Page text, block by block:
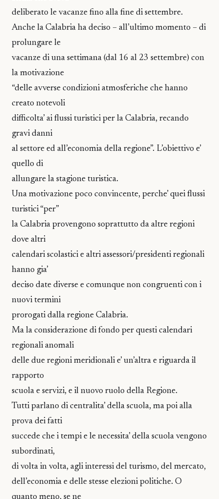
deliberato le vacanze fino alla fine di settembre.
Anche la Calabria ha deciso – all’ultimo momento – di
prolungare le
vacanze di una settimana (dal 16 al 23 settembre) con
la motivazione
“delle avverse condizioni atmosferiche che hanno
creato notevoli
difficolta’ ai flussi turistici per la Calabria, recando
gravi danni
al settore ed all’economia della regione”. L’obiettivo e’
quello di
allungare la stagione turistica.
Una motivazione poco convincente, perche’ quei flussi
turistici “per”
la Calabria provengono soprattutto da altre regioni
dove altri
calendari scolastici e altri assessori/presidenti regionali
hanno gia’
deciso date diverse e comunque non congruenti con i
nuovi termini
prorogati dalla regione Calabria.
Ma la considerazione di fondo per questi calendari
regionali anomali
delle due regioni meridionali e’ un’altra e riguarda il
rapporto
scuola e servizi, e il nuovo ruolo della Regione.
Tutti parlano di centralita’ della scuola, ma poi alla
prova dei fatti
succede che i tempi e le necessita’ della scuola vengono
subordinati,
di volta in volta, agli interessi del turismo, del mercato,
dell’economia e delle stesse elezioni politiche. O
quanto meno, se ne